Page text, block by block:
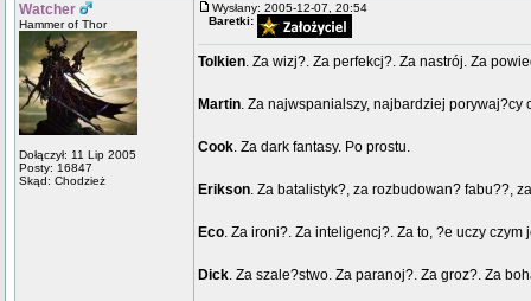
Watcher
Hammer of Thor
Dołączył: 11 Lip 2005
Posty: 16847
Skąd: Chodzież
Wysłany: 2005-12-07, 20:54
Baretki:
Tolkien. Za wizj?. Za perfekcj?. Za nastrój. Za
Martin. Za najwspanialszy, najbardziej
Cook. Za dark fantasy. Po prostu.
Erikson. Za batalistyk?, za rozbudowan? fabu??,
Eco. Za ironi?. Za inteligencj?. Za to, ?e uczy
Dick. Za szale?stwo. Za paranoj?. Za groz?. Za